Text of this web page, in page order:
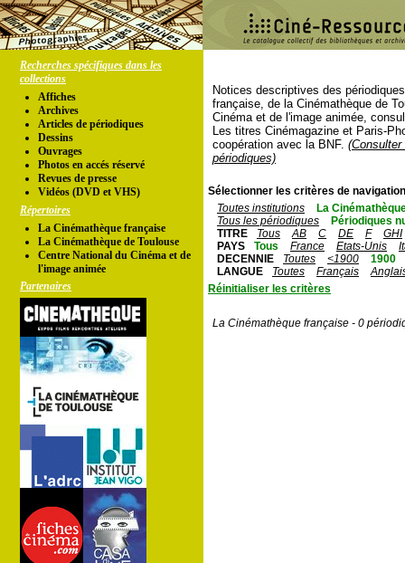
Recherches spécifiques dans les
collections
Affiches
Archives
Articles de périodiques
Dessins
Ouvrages
Photos en accés réservé
Revues de presse
Vidéos (DVD et VHS)
Répertoires
La Cinémathèque française
La Cinémathèque de Toulouse
Centre National du Cinéma et de
l'image animée
Partenaires
Notices descriptives des
française, de la Cinémathèque de
Cinéma et de l'image animée,
Les titres Cinémagazine et Paris-
coopération avec la BNF.
périodiques)
Sélectionner les critères de
Toutes institutions
La
Tous les périodiques
Périodiques
TITRE
Tous AB C DE F
GHI
PAYS
Tous France Etats-Unis
DECENNIE
Toutes <1900
1900
LANGUE
Toutes Français
Réinitialiser les critères
La Cinémathèque française - 0